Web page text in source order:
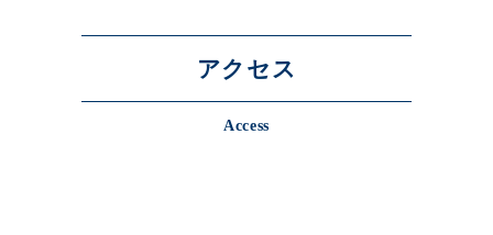
アクセス
Access